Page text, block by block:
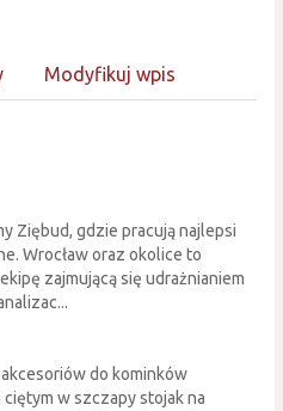
Modyfikuj wpis
Ziębud, gdzie pracują najlepsi
Wrocław oraz okolice to
zajmującą się udrażnianiem
do kominków
w szczapy stojak na